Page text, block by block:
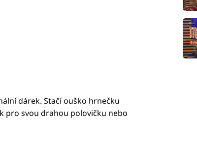
dárek. Stačí ouško hrnečku
pro svou drahou polovičku nebo